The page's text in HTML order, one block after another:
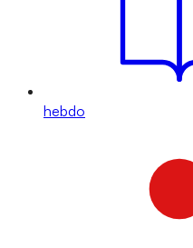
hebdo